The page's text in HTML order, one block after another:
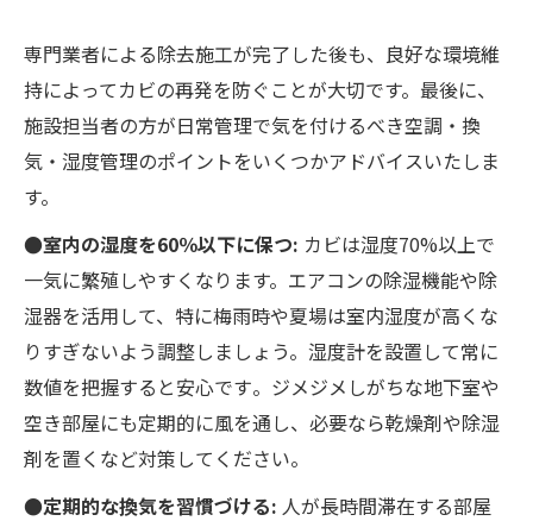
専門業者による除去施工が完了した後も、良好な環境維
持によってカビの再発を防ぐことが大切です。最後に、
施設担当者の方が日常管理で気を付けるべき空調・換
気・湿度管理のポイントをいくつかアドバイスいたしま
す。
●室内の湿度を60％以下に保つ: カビは湿度70%以上で
一気に繁殖しやすくなります。エアコンの除湿機能や除
湿器を活用して、特に梅雨時や夏場は室内湿度が高くな
りすぎないよう調整しましょう。湿度計を設置して常に
数値を把握すると安心です​。ジメジメしがちな地下室や
空き部屋にも定期的に風を通し、必要なら乾燥剤や除湿
剤を置くなど対策してください。
●定期的な換気を習慣づける: 人が長時間滞在する部屋